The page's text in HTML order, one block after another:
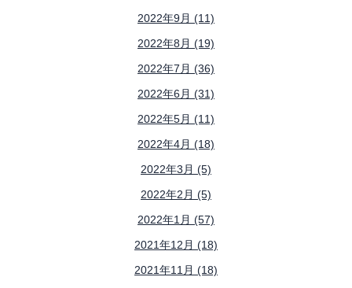
2022年9月 (11)
2022年8月 (19)
2022年7月 (36)
2022年6月 (31)
2022年5月 (11)
2022年4月 (18)
2022年3月 (5)
2022年2月 (5)
2022年1月 (57)
2021年12月 (18)
2021年11月 (18)